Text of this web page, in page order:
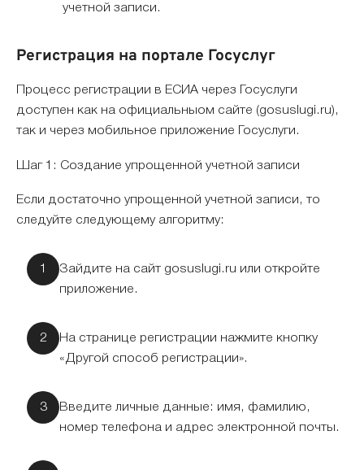
учетной записи.
Регистрация на портале Госуслуг
Процесс регистрации в ЕСИА через Госуслуги
доступен как на официальныом сайте (gosuslugi.ru),
так и через мобильное приложение Госуслуги.
Шаг 1: Создание упрощенной учетной записи
Если достаточно упрощенной учетной записи, то
следуйте следующему алгоритму:
Зайдите на сайт gosuslugi.ru или откройте
приложение.
На странице регистрации нажмите кнопку
«Другой способ регистрации».
Введите личные данные: имя, фамилию,
номер телефона и адрес электронной почты.